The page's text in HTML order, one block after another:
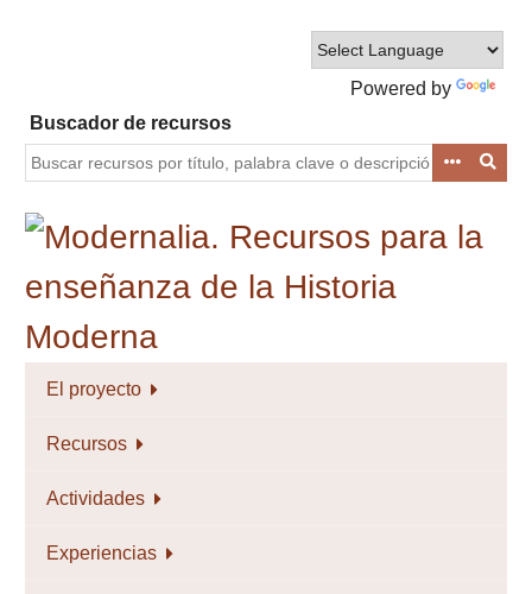
Powered by
Buscador de recursos
El proyecto
Recursos
Actividades
Experiencias